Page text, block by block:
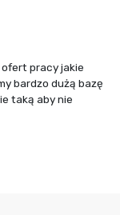
ofert pracy jakie
bardzo dużą bazę
taką aby nie